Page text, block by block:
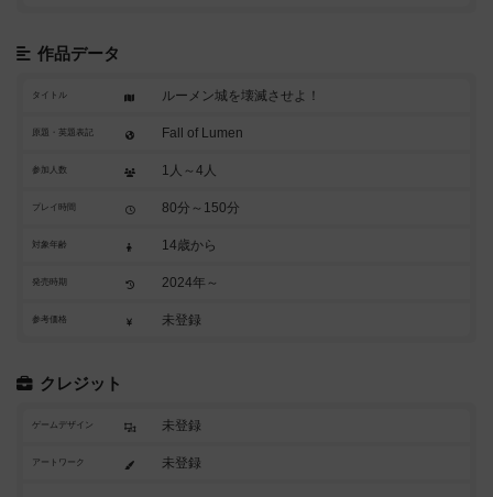
作品データ
タイトル ルーメン城を壊滅させよ！
原題・英題表記 Fall of Lumen
参加人数 1人～4人
プレイ時間 80分～150分
対象年齢 14歳から
発売時期 2024年～
参考価格 未登録
クレジット
ゲームデザイン 未登録
アートワーク 未登録